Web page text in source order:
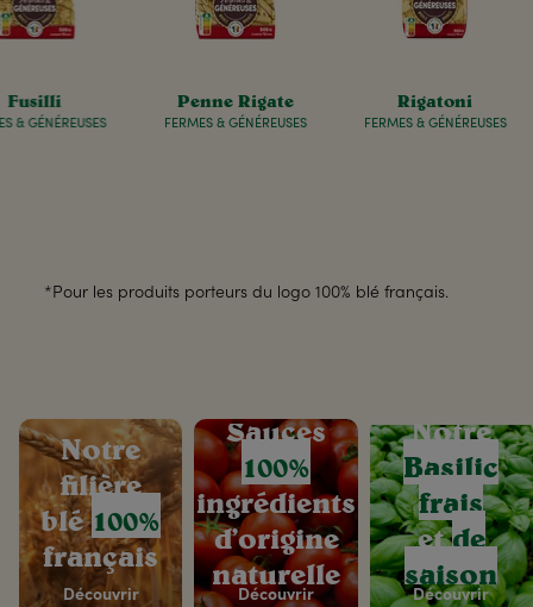
Fusilli
& GÉNÉREUSES
Penne Rigate
FERMES & GÉNÉREUSES
Rigatoni
FERMES & GÉNÉREUSES
*Pour les produits porteurs du logo 100% blé français.
Notre
filière
blé100%
français
Découvrir
Sauces
100%
ingrédients
d’origine
naturelle
Découvrir
Notre
Basilic
frais
etde
saison
Découvrir